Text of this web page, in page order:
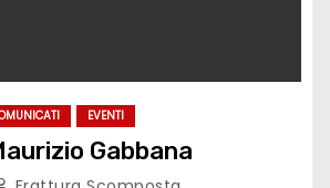
EVENTI
Gabbana